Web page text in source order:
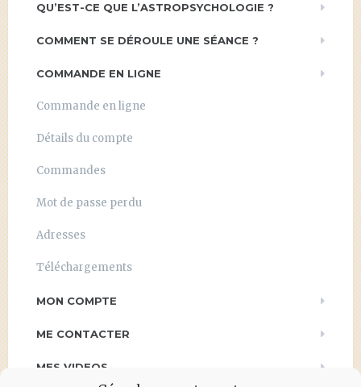
QU’EST-CE QUE L’ASTROPSYCHOLOGIE ?
COMMENT SE DÉROULE UNE SÉANCE ?
COMMANDE EN LIGNE
Commande en ligne
Détails du compte
Commandes
Mot de passe perdu
Adresses
Téléchargements
MON COMPTE
ME CONTACTER
MES VIDEOS